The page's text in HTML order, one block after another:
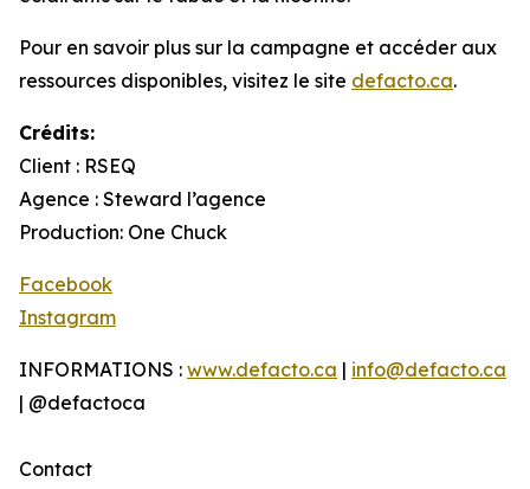
Pour en savoir plus sur la campagne et accéder aux
ressources disponibles, visitez le site defacto.ca.
Crédits:
Client : RSEQ
Agence : Steward l’agence
Production: One Chuck
Facebook
Instagram
INFORMATIONS : www.defacto.ca | info@defacto.ca
| @defactoca
Contact